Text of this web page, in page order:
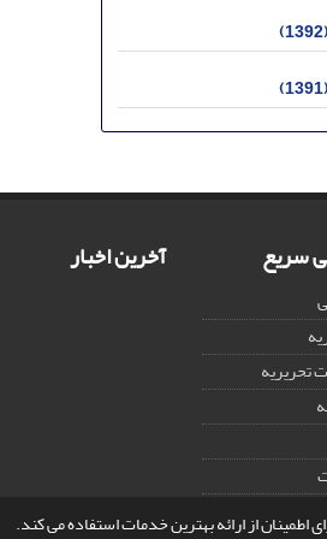
اطمینان از ارائه بهترین خدمات استفاده می کند.
سریع
تحریریه
آخرین اخبار